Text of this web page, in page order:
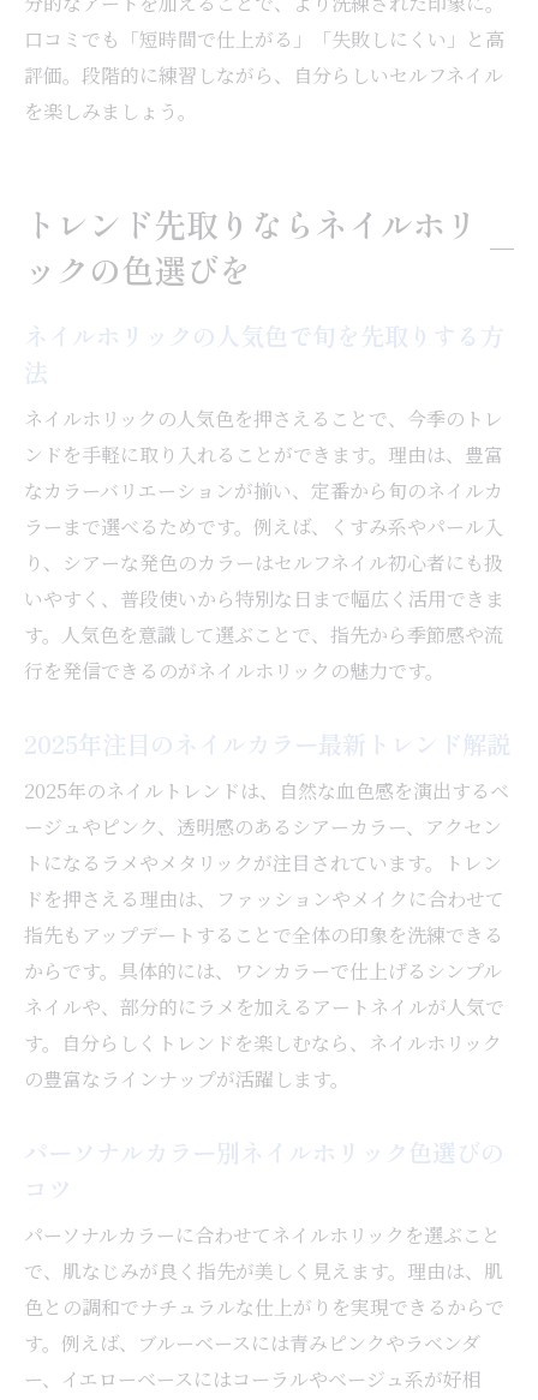
口コミでも「短時間で仕上がる」「失敗しにくい」と高
評価。段階的に練習しながら、自分らしいセルフネイル
を楽しみましょう。
トレンド先取りならネイルホリ
ックの色選びを
ネイルホリックの人気色で旬を先取りする方
法
ネイルホリックの人気色を押さえることで、今季のトレ
ンドを手軽に取り入れることができます。理由は、豊富
なカラーバリエーションが揃い、定番から旬のネイルカ
ラーまで選べるためです。例えば、くすみ系やパール入
り、シアーな発色のカラーはセルフネイル初心者にも扱
いやすく、普段使いから特別な日まで幅広く活用できま
す。人気色を意識して選ぶことで、指先から季節感や流
行を発信できるのがネイルホリックの魅力です。
2025年注目のネイルカラー最新トレンド解説
2025年のネイルトレンドは、自然な血色感を演出するベ
ージュやピンク、透明感のあるシアーカラー、アクセン
トになるラメやメタリックが注目されています。トレン
ドを押さえる理由は、ファッションやメイクに合わせて
指先もアップデートすることで全体の印象を洗練できる
からです。具体的には、ワンカラーで仕上げるシンプル
ネイルや、部分的にラメを加えるアートネイルが人気で
す。自分らしくトレンドを楽しむなら、ネイルホリック
の豊富なラインナップが活躍します。
パーソナルカラー別ネイルホリック色選びの
コツ
パーソナルカラーに合わせてネイルホリックを選ぶこと
で、肌なじみが良く指先が美しく見えます。理由は、肌
色との調和でナチュラルな仕上がりを実現できるからで
す。例えば、ブルーベースには青みピンクやラベンダ
ー、イエローベースにはコーラルやベージュ系が好相